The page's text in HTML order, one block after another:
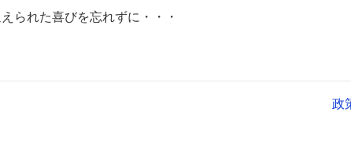
られた喜びを忘れずに・・・
政